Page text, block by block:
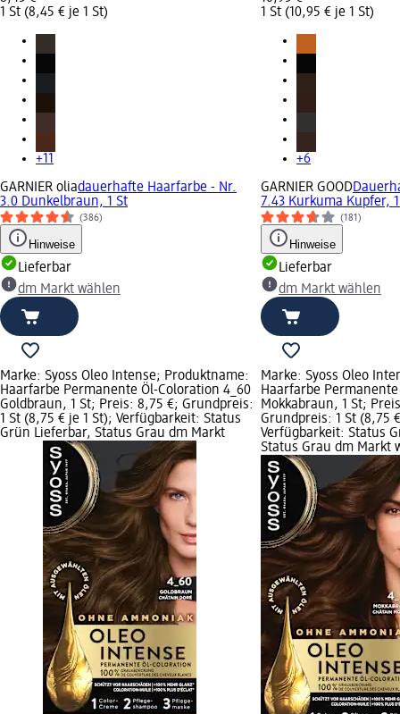
1 St (8,45 € je 1 St)
+11
GARNIER oliadauerhafte Haarfarbe - Nr.
3.0 Dunkelbraun, 1 St
(386)
Hinweise
Lieferbar
dm Markt wählen
1 St (10,95 € je 1 St)
+6
GARNIER GOOD
7.43 Kurkuma Kupfer,
(181)
Hinweise
Lieferbar
dm Markt wählen
Marke: Syoss Oleo Intense; Produktname:
Haarfarbe Permanente Öl-Coloration 4_60
Goldbraun, 1 St; Preis: 8,75 €; Grundpreis:
1 St (8,75 € je 1 St); Verfügbarkeit: Status
Grün Lieferbar, Status Grau dm Markt
Marke: Syoss Oleo
Haarfarbe
Mokkabraun, 1 St;
Grundpreis: 1 St (8,75
Verfügbarkeit: Status
Status Grau dm Markt